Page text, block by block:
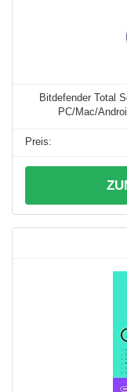
Bitdefender Total
PC/Mac/